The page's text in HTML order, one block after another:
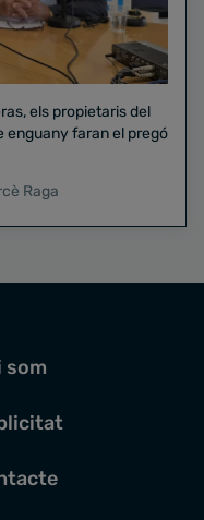
els propietaris del
Raga
som